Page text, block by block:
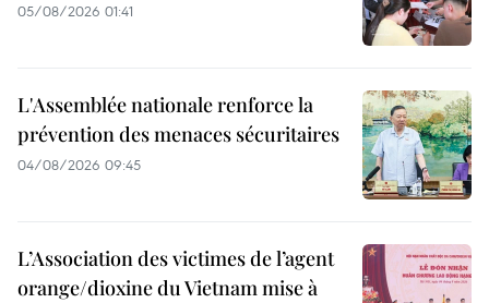
05/08/2026 01:41
L'Assemblée nationale renforce la
prévention des menaces sécuritaires
04/08/2026 09:45
L’Association des victimes de l’agent
orange/dioxine du Vietnam mise à